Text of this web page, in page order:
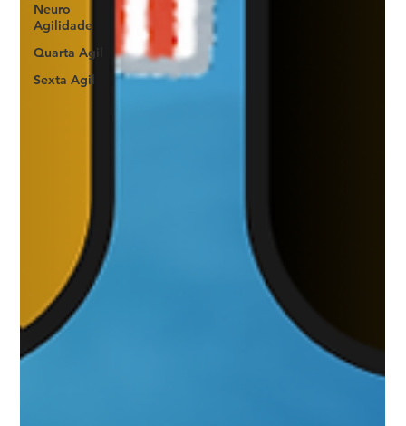
Neuro
Agilidade
Quarta Agil
Sexta Agil